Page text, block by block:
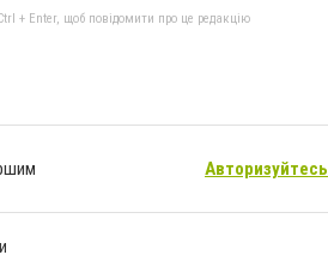
+ Enter, щоб повідомити про це редакцію
Авторизуйтесь